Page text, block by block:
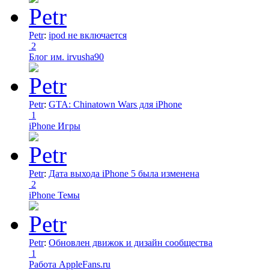
Petr: ipod не включается
2
Блог им. irvusha90
Petr: GTA: Chinatown Wars для iPhone
1
iPhone Игры
Petr: Дата выхода iPhone 5 была изменена
2
iPhone Темы
Petr: Обновлен движок и дизайн сообщества
1
Работа AppleFans.ru